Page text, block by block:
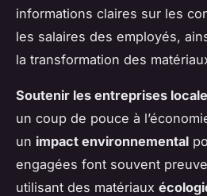
informations claires sur les
les salaires des employés,
la transformation des
Soutenir les entreprises
un coup de pouce à
un impact environnemental
engagées font souvent
utilisant des matériaux